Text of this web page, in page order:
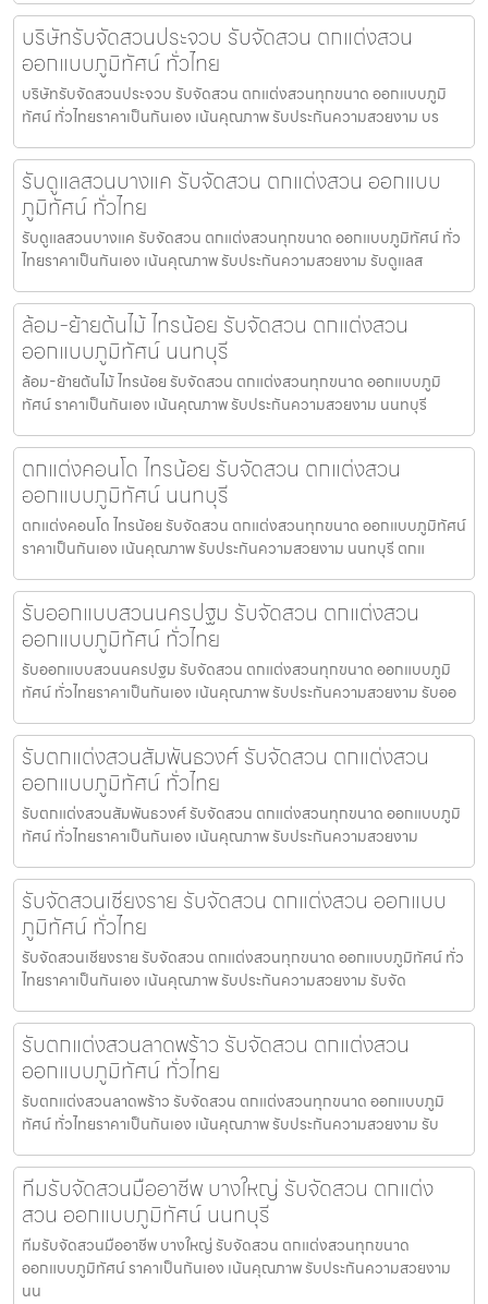
บริษัทรับจัดสวนประจวบ รับจัดสวน ตกแต่งสวน
ออกแบบภูมิทัศน์ ทั่วไทย
บริษัทรับจัดสวนประจวบ รับจัดสวน ตกแต่งสวนทุกขนาด ออกแบบภูมิ
ทัศน์ ทั่วไทยราคาเป็นกันเอง เน้นคุณภาพ รับประกันความสวยงาม บร
รับดูแลสวนบางแค รับจัดสวน ตกแต่งสวน ออกแบบ
ภูมิทัศน์ ทั่วไทย
รับดูแลสวนบางแค รับจัดสวน ตกแต่งสวนทุกขนาด ออกแบบภูมิทัศน์ ทั่ว
ไทยราคาเป็นกันเอง เน้นคุณภาพ รับประกันความสวยงาม รับดูแลส
ล้อม-ย้ายต้นไม้ ไทรน้อย รับจัดสวน ตกแต่งสวน
ออกแบบภูมิทัศน์ นนทบุรี
ล้อม-ย้ายต้นไม้ ไทรน้อย รับจัดสวน ตกแต่งสวนทุกขนาด ออกแบบภูมิ
ทัศน์ ราคาเป็นกันเอง เน้นคุณภาพ รับประกันความสวยงาม นนทบุรี
ตกแต่งคอนโด ไทรน้อย รับจัดสวน ตกแต่งสวน
ออกแบบภูมิทัศน์ นนทบุรี
ตกแต่งคอนโด ไทรน้อย รับจัดสวน ตกแต่งสวนทุกขนาด ออกแบบภูมิทัศน์
ราคาเป็นกันเอง เน้นคุณภาพ รับประกันความสวยงาม นนทบุรี ตกแ
รับออกแบบสวนนครปฐม รับจัดสวน ตกแต่งสวน
ออกแบบภูมิทัศน์ ทั่วไทย
รับออกแบบสวนนครปฐม รับจัดสวน ตกแต่งสวนทุกขนาด ออกแบบภูมิ
ทัศน์ ทั่วไทยราคาเป็นกันเอง เน้นคุณภาพ รับประกันความสวยงาม รับออ
รับตกแต่งสวนสัมพันธวงศ์ รับจัดสวน ตกแต่งสวน
ออกแบบภูมิทัศน์ ทั่วไทย
รับตกแต่งสวนสัมพันธวงศ์ รับจัดสวน ตกแต่งสวนทุกขนาด ออกแบบภูมิ
ทัศน์ ทั่วไทยราคาเป็นกันเอง เน้นคุณภาพ รับประกันความสวยงาม
รับจัดสวนเชียงราย รับจัดสวน ตกแต่งสวน ออกแบบ
ภูมิทัศน์ ทั่วไทย
รับจัดสวนเชียงราย รับจัดสวน ตกแต่งสวนทุกขนาด ออกแบบภูมิทัศน์ ทั่ว
ไทยราคาเป็นกันเอง เน้นคุณภาพ รับประกันความสวยงาม รับจัด
รับตกแต่งสวนลาดพร้าว รับจัดสวน ตกแต่งสวน
ออกแบบภูมิทัศน์ ทั่วไทย
รับตกแต่งสวนลาดพร้าว รับจัดสวน ตกแต่งสวนทุกขนาด ออกแบบภูมิ
ทัศน์ ทั่วไทยราคาเป็นกันเอง เน้นคุณภาพ รับประกันความสวยงาม รับ
ทีมรับจัดสวนมืออาชีพ บางใหญ่ รับจัดสวน ตกแต่ง
สวน ออกแบบภูมิทัศน์ นนทบุรี
ทีมรับจัดสวนมืออาชีพ บางใหญ่ รับจัดสวน ตกแต่งสวนทุกขนาด
ออกแบบภูมิทัศน์ ราคาเป็นกันเอง เน้นคุณภาพ รับประกันความสวยงาม
นน